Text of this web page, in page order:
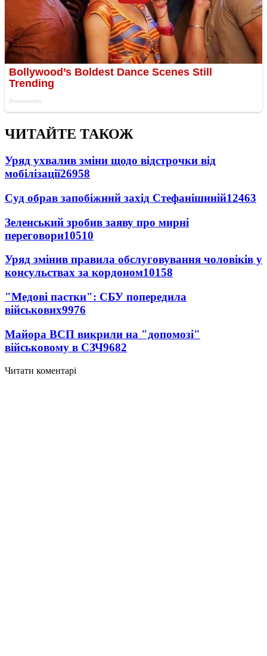
ЧИТАЙТЕ ТАКОЖ
Уряд ухвалив зміни щодо відстрочки від
мобілізації26958
Суд обрав запобіжний захід Стефанішиній12463
Зеленський зробив заяву про мирні
переговори10510
Уряд змінив правила обслуговування чоловіків у
консульствах за кордоном10158
"Медові пастки": СБУ попередила
військових9976
Майора ВСП викрили на "допомозі"
військовому в СЗЧ9682
Читати коментарі